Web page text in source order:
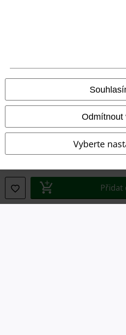
Odmítnout
Vyberte
Přidat
Ochrana osobních údajů
Likvidace odpadu a ochrana životního
Informace o přístupnosti
Odstoupení od smlouvy